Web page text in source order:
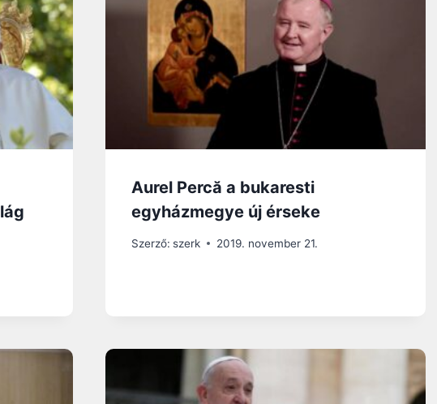
Aurel Percă a bukaresti
egyházmegye új érseke
Szerző: szerk 2019. november 21.